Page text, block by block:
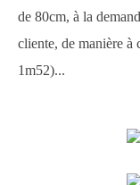
de 80cm, à la
cliente, de manière à
1m52)...